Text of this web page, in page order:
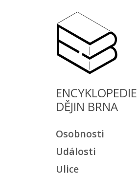
ENCYKLOPEDIE
DĚJIN BRNA
Osobnosti
Události
Ulice